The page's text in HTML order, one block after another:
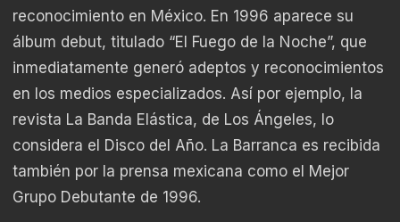
reconocimiento en México. En 1996 aparece su
álbum debut, titulado “El Fuego de la Noche”, que
inmediatamente generó adeptos y reconocimientos
en los medios especializados. Así por ejemplo, la
revista La Banda Elástica, de Los Ángeles, lo
considera el Disco del Año. La Barranca es recibida
también por la prensa mexicana como el Mejor
Grupo Debutante de 1996.